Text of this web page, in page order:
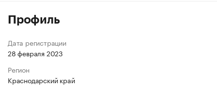
Профиль
Дата регистрации
28 февраля 2023
Регион
Краснодарский край